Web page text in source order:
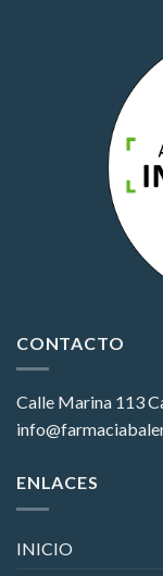
CONTACTO
Calle Marina 113
ENLACES
INICIO